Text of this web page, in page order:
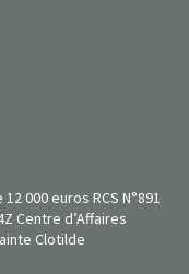
000 euros RCS N°891
Centre d’Affaires
Clotilde